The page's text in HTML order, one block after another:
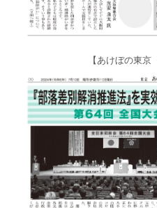
【あけぼの東